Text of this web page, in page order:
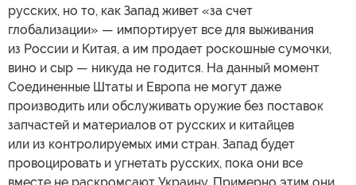
русских, но то, как Запад живет «за счет
глобализации» — импортирует все для выживания
из России и Китая, а им продает роскошные сумочки,
вино и сыр — никуда не годится. На данный момент
Соединенные Штаты и Европа не могут даже
производить или обслуживать оружие без поставок
запчастей и материалов от русских и китайцев
или из контролируемых ими стран. Запад будет
провоцировать и угнетать русских, пока они все